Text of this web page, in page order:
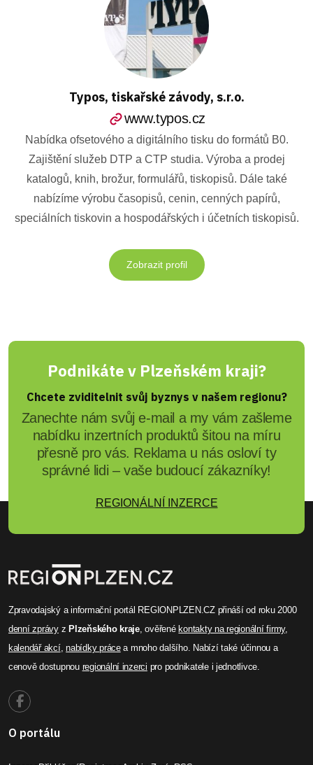
Typos, tiskařské závody, s.r.o.
www.typos.cz
Nabídka ofsetového a digitálního tisku do formátů B0.
Zajištění služeb DTP a CTP studia. Výroba a prodej
katalogů, knih, brožur, formulářů, tiskopisů. Dále také
nabízíme výrobu časopisů, cenin, cenných papírů,
speciálních tiskovin a hospodářských i účetních tiskopisů.
Zobrazit profil
Podnikáte v Plzeňském kraji?
Chcete zviditelnit svůj byznys v našem regionu?
Zanechte nám svůj e-mail a my vám zašleme
nabídku inzertních produktů šitou na míru
přesně pro vás. Reklama u nás osloví ty
správné lidi – vaše budoucí zákazníky!
REGIONÁLNÍ INZERCE
Zpravodajský a informační portál REGIONPLZEN.CZ přináší od roku 2000
denní zprávyz Plzeňského kraje, ověřené kontakty na regionální firmy,
kalendář akcí,nabídky prácea mnoho dalšího. Nabízí také účinnou a
cenově dostupnou regionální inzerci pro podnikatele i jednotlivce.
O portálu